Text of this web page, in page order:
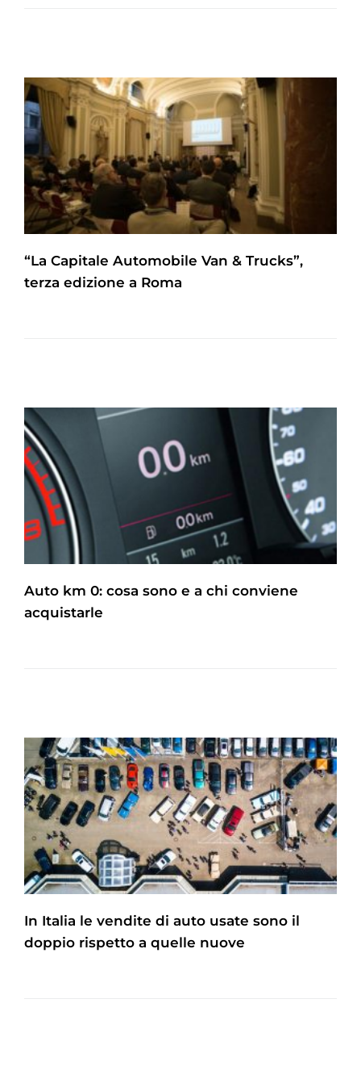
“La Capitale Automobile Van & Trucks”,
terza edizione a Roma
Auto km 0: cosa sono e a chi conviene
acquistarle
In Italia le vendite di auto usate sono il
doppio rispetto a quelle nuove